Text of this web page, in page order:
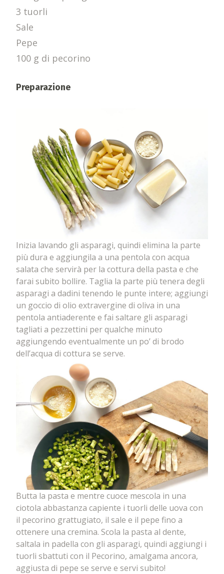
3 tuorli
Sale
Pepe
100 g di pecorino
Preparazione
Inizia lavando gli asparagi, quindi elimina la parte
più dura e aggiungila a una pentola con acqua
salata che servirà per la cottura della pasta e che
farai subito bollire. Taglia la parte più tenera degli
asparagi a dadini tenendo le punte intere; aggiungi
un goccio di olio extravergine di oliva in una
pentola antiaderente e fai saltare gli asparagi
tagliati a pezzettini per qualche minuto
aggiungendo eventualmente un po’ di brodo
dell’acqua di cottura se serve.
Butta la pasta e mentre cuoce mescola in una
ciotola abbastanza capiente i tuorli delle uova con
il pecorino grattugiato, il sale e il pepe fino a
ottenere una cremina. Scola la pasta al dente,
saltala in padella con gli asparagi, quindi aggiungi i
tuorli sbattuti con il Pecorino, amalgama ancora,
aggiusta di pepe se serve e servi subito!